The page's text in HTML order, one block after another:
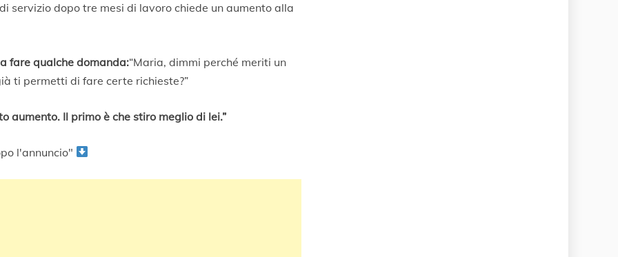
servizio dopo tre mesi di lavoro chiede un aumento alla
fare qualche domanda:“Maria, dimmi perché meriti un
ti permetti di fare certe richieste?”
aumento. Il primo è che stiro meglio di lei.”
l'annuncio"